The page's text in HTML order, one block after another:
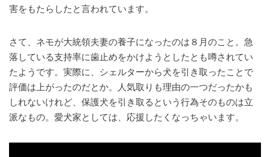
害をもたらしたと言われています。
さて、ネモが大統領夫妻の養子になったのは８月のこと。急
落している支持率に歯止めをかけようとしたとも噂されてい
たようです。実際に、シェルターから犬を引き取ったことで
評価は上がったのだとか。人気取りも理由の一つだったかも
しれないけれど、保護犬を引き取るという行為そのものは立
派なもの。愛犬家としては、応援したくなっちゃいます。